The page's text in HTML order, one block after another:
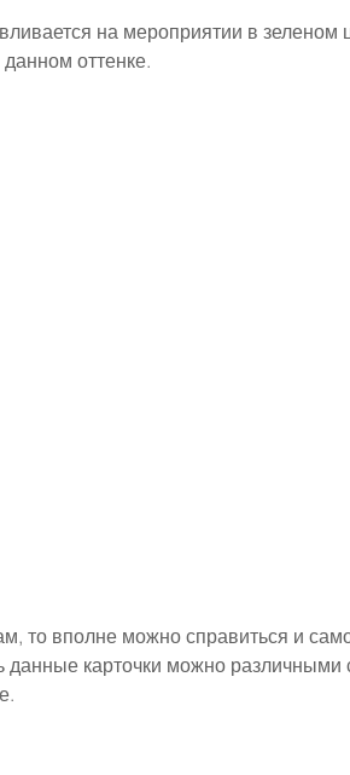
на мероприятии в зеленом
данном оттенке.
то вполне можно справиться и
карточки можно различными